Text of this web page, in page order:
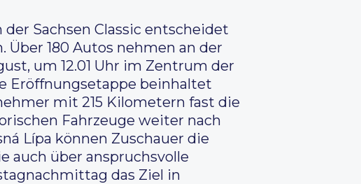
Sachsen Classic entscheidet
180 Autos nehmen an der
um 12.01 Uhr im Zentrum der
Eröffnungsetappe beinhaltet
mit 215 Kilometern fast die
Fahrzeuge weiter nach
Lípa können Zuschauer die
auch über anspruchsvolle
das Ziel in